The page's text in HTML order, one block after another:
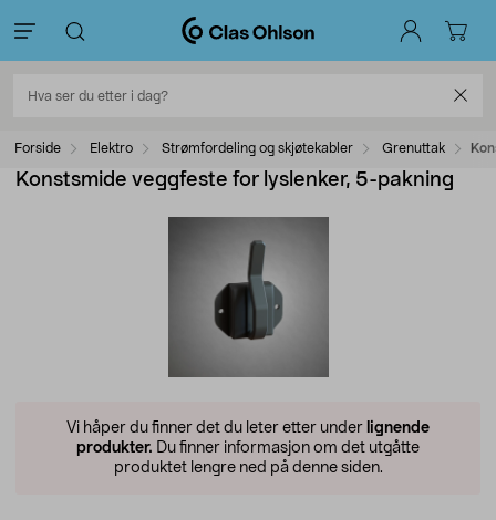
Forside Elektro Strømfordeling og skjøtekabler Grenuttak
Konstsmide veggfeste for lyslenker, 5-pakning
Vi håper du finner det du leter etter under lignende
produkter. Du finner informasjon om det utgåtte
produktet lengre ned på denne siden.